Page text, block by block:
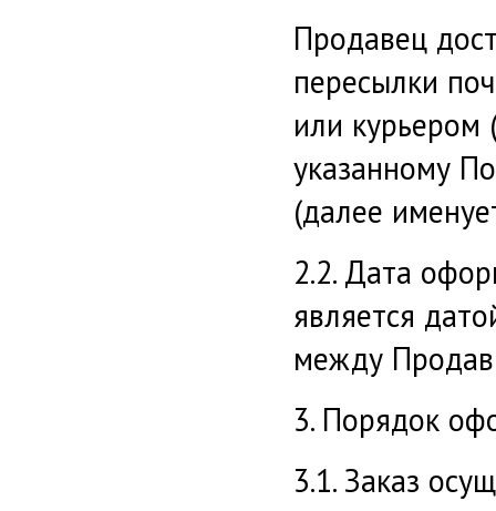
Продавец
пересылки
или курьером
указанному
(далее
2.2. Дата
является
между
3. Порядок
3.1. Заказ